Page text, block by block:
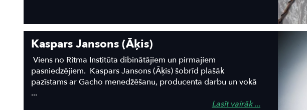
Kaspars Jansons (Āķis)
Viens no Ritma Institūta dibinātājiem un pirmajiem
pasniedzējiem. Kaspars Jansons (Āķis) šobrīd plašāk
pazīstams ar Gacho menedžēšanu, producenta darbu un vokā
...
Lasīt vairāk ...